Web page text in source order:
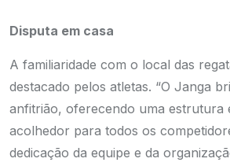
Disputa em casa
A familiaridade com o local das
destacado pelos atletas. “O Janga
anfitrião, oferecendo uma estrutura
acolhedor para todos os
dedicação da equipe e da